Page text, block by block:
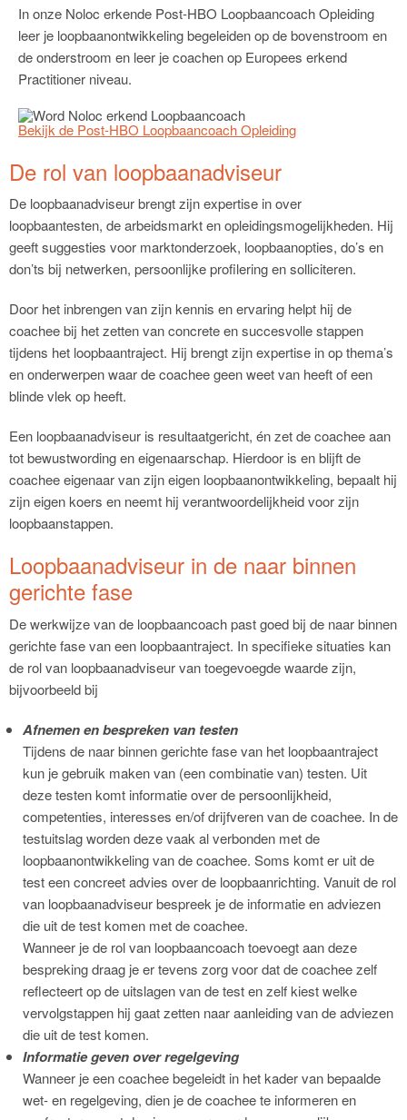
In onze Noloc erkende Post-HBO Loopbaancoach Opleiding
leer je loopbaanontwikkeling begeleiden op de bovenstroom en
de onderstroom en leer je coachen op Europees erkend
Practitioner niveau.
Bekijk de Post-HBO Loopbaancoach Opleiding
De rol van loopbaanadviseur
De loopbaanadviseur brengt zijn expertise in over
loopbaantesten, de arbeidsmarkt en opleidingsmogelijkheden. Hij
geeft suggesties voor marktonderzoek, loopbaanopties, do’s en
don’ts bij netwerken, persoonlijke profilering en solliciteren.
Door het inbrengen van zijn kennis en ervaring helpt hij de
coachee bij het zetten van concrete en succesvolle stappen
tijdens het loopbaantraject. Hij brengt zijn expertise in op thema’s
en onderwerpen waar de coachee geen weet van heeft of een
blinde vlek op heeft.
Een loopbaanadviseur is resultaatgericht, én zet de coachee aan
tot bewustwording en eigenaarschap. Hierdoor is en blijft de
coachee eigenaar van zijn eigen loopbaanontwikkeling, bepaalt hij
zijn eigen koers en neemt hij verantwoordelijkheid voor zijn
loopbaanstappen.
Loopbaanadviseur in de naar binnen
gerichte fase
De werkwijze van de loopbaancoach past goed bij de naar binnen
gerichte fase van een loopbaantraject. In specifieke situaties kan
de rol van loopbaanadviseur van toegevoegde waarde zijn,
bijvoorbeeld bij
Afnemen en bespreken van testen
Tijdens de naar binnen gerichte fase van het loopbaantraject
kun je gebruik maken van (een combinatie van) testen. Uit
deze testen komt informatie over de persoonlijkheid,
competenties, interesses en/of drijfveren van de coachee. In de
testuitslag worden deze vaak al verbonden met de
loopbaanontwikkeling van de coachee. Soms komt er uit de
test een concreet advies over de loopbaanrichting. Vanuit de rol
van loopbaanadviseur bespreek je de informatie en adviezen
die uit de test komen met de coachee.
Wanneer je de rol van loopbaancoach toevoegt aan deze
bespreking draag je er tevens zorg voor dat de coachee zelf
reflecteert op de uitslagen van de test en zelf kiest welke
vervolgstappen hij gaat zetten naar aanleiding van de adviezen
die uit de test komen.
Informatie geven over regelgeving
Wanneer je een coachee begeleidt in het kader van bepaalde
wet- en regelgeving, dien je de coachee te informeren en